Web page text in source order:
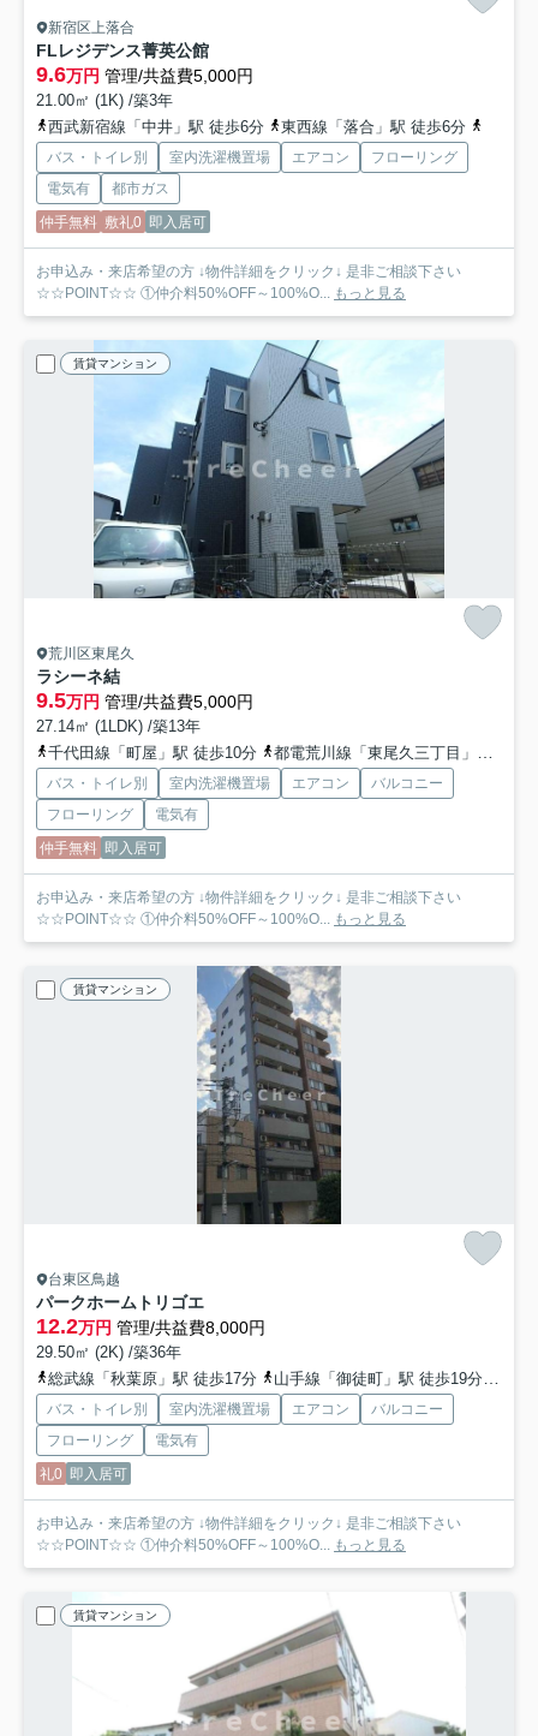
新宿区上落合
FLレジデンス菁英公館
9.6万円 管理/共益費5,000円
21.00㎡ (1K) /築3年
西武新宿線「中井」駅 徒歩6分
東西線「落合」駅 徒歩6分
バス・トイレ別 室内洗濯機置場 エアコン
フローリング
電気有
都市ガス
仲手無料 敷礼0 即入居可
お申込み・来店希望の方 ↓物件詳細をクリック↓ 是非ご相談下さい
☆☆POINT☆☆ ①仲介料50%OFF～100%O... もっと見る
賃貸マンション
荒川区東尾久
ラシーネ結
9.5万円 管理/共益費5,000円
27.14㎡ (1LDK) /築13年
千代田線「町屋」駅 徒歩10分
都電荒川線「東尾久三丁目」駅 徒歩3分
バス・トイレ別 室内洗濯機置場 エアコン
バルコニー
フローリング
電気有
仲手無料 即入居可
お申込み・来店希望の方 ↓物件詳細をクリック↓ 是非ご相談下さい
☆☆POINT☆☆ ①仲介料50%OFF～100%O... もっと見る
賃貸マンション
台東区鳥越
パークホームトリゴエ
12.2万円 管理/共益費8,000円
29.50㎡ (2K) /築36年
総武線「秋葉原」駅 徒歩17分
山手線「御徒町」駅 徒歩19分
バス・トイレ別 室内洗濯機置場 エアコン
バルコニー
フローリング
電気有
礼0 即入居可
お申込み・来店希望の方 ↓物件詳細をクリック↓ 是非ご相談下さい
☆☆POINT☆☆ ①仲介料50%OFF～100%O... もっと見る
賃貸マンション